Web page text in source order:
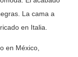
La cama a
en Italia.
en México,